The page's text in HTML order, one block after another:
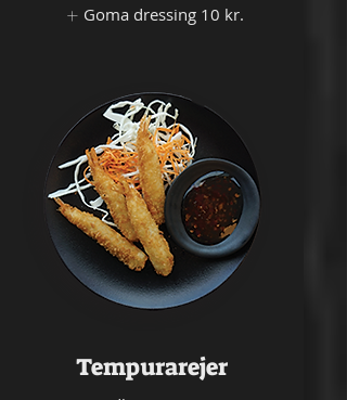
Goma dressing 10 kr.
Tempurarejer